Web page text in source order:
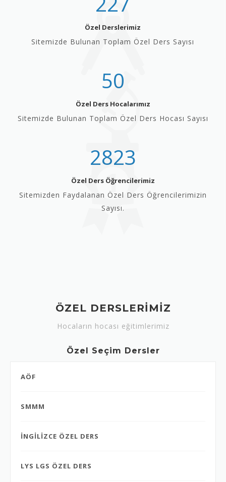
Özel Derslerimiz
Sitemizde Bulunan Toplam Özel Ders Sayısı
50
Özel Ders Hocalarımız
Sitemizde Bulunan Toplam Özel Ders Hocası Sayısı
2823
Özel Ders Öğrencilerimiz
Sitemizden Faydalanan Özel Ders Öğrencilerimizin
Sayısı.
ÖZEL DERSLERİMİZ
Hocaların hocası eğitimlerimiz
Özel Seçim Dersler
AÖF
SMMM
İNGİLİZCE ÖZEL DERS
LYS LGS ÖZEL DERS